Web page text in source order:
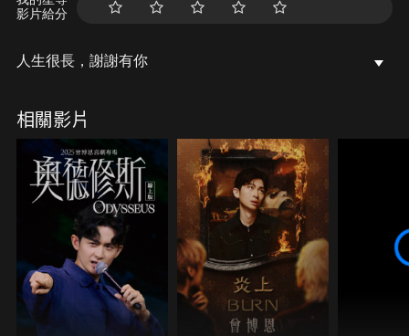
影片給分
人生很長，謝謝有你
相關影片